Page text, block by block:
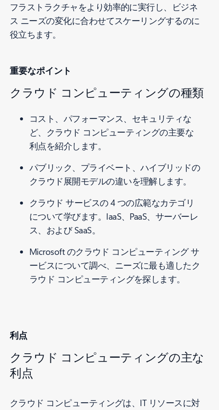
フラストラクチャをより効率的に実行し、ビジネ
ス ニーズの変化に合わせてスケーリングするのに
役立ちます。
重要なポイント
クラウド コンピューティングの種類
コスト、パフォーマンス、セキュリティな
ど、クラウド コンピューティングの主要な
利点を紹介します。
パブリック、プライベート、ハイブリッドの
クラウド展開モデルの違いを理解します。
クラウド サービスの 4 つの広範なカテゴリ
について学びます。IaaS、PaaS、サーバーレ
ス、および SaaS。
Microsoft のクラウド コンピューティング サ
ービスについて調べ、ニーズに最も適したク
ラウド コンピューティングを探します。
利点
クラウド コンピューティングの主な
利点
クラウド コンピューティングは、IT リソースに対